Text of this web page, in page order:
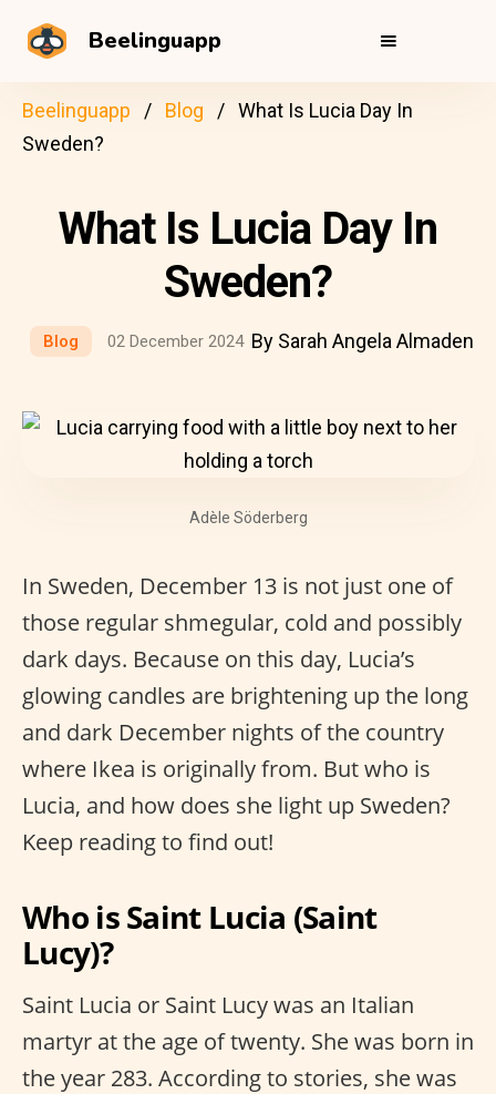
Beelinguapp
Beelinguapp Blog
What Is Lucia Day In
Sweden?
What Is Lucia Day In
Sweden?
Blog 02 December 2024 By Sarah Angela Almaden
Adèle Söderberg
In Sweden, December 13 is not just one of
those regular shmegular, cold and possibly
dark days. Because on this day, Lucia’s
glowing candles are brightening up the long
and dark December nights of the country
where Ikea is originally from. But who is
Lucia, and how does she light up Sweden?
Keep reading to find out!
Who is Saint Lucia (Saint
Lucy)?
Saint Lucia or Saint Lucy was an Italian
martyr at the age of twenty. She was born in
the year 283. According to stories, she was